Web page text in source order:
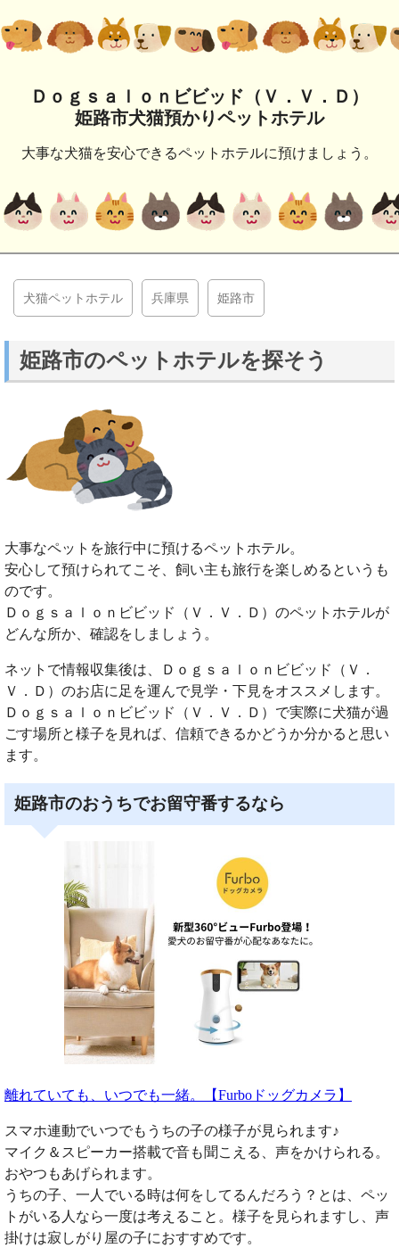
Ｄｏｇｓａｌｏｎビビッド（Ｖ．Ｖ．Ｄ）
姫路市犬猫預かりペットホテル
大事な犬猫を安心できるペットホテルに預けましょう。
犬猫ペットホテル 兵庫県 姫路市
姫路市のペットホテルを探そう
大事なペットを旅行中に預けるペットホテル。
安心して預けられてこそ、飼い主も旅行を楽しめるというも
のです。
Ｄｏｇｓａｌｏｎビビッド（Ｖ．Ｖ．Ｄ）のペットホテルが
どんな所か、確認をしましょう。
ネットで情報収集後は、Ｄｏｇｓａｌｏｎビビッド（Ｖ．
Ｖ．Ｄ）のお店に足を運んで見学・下見をオススメします。
Ｄｏｇｓａｌｏｎビビッド（Ｖ．Ｖ．Ｄ）で実際に犬猫が過
ごす場所と様子を見れば、信頼できるかどうか分かると思い
ます。
姫路市のおうちでお留守番するなら
離れていても、いつでも一緒。【Furboドッグカメラ】
スマホ連動でいつでもうちの子の様子が見られます♪
マイク＆スピーカー搭載で音も聞こえる、声をかけられる。
おやつもあげられます。
うちの子、一人でいる時は何をしてるんだろう？とは、ペッ
トがいる人なら一度は考えること。様子を見られますし、声
掛けは寂しがり屋の子におすすめです。